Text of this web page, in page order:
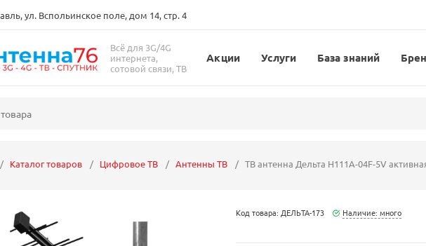
ул. Вспольинское поле, дом 14, стр. 4
Всё для 3G/4G
интернета,
сотовой связи, ТВ
Акции Услуги База знаний
Каталог товаров Цифровое ТВ Антенны ТВ ТВ антенна Дельта Н111А-04F-5V
Код товара: ДЕЛЬТА-173 Наличие: много